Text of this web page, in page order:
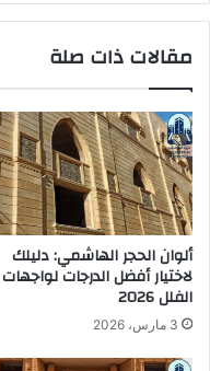
1
9
9
2
9
7
6
4
ب
ف
ي
و
م
|
0
1
1
9
9
مقالات ذات صلة
ألوان الحجر الهاشمي: دليلك
لاختيار أفضل الدرجات لواجهات
الفلل 2026
3 مارس، 2026